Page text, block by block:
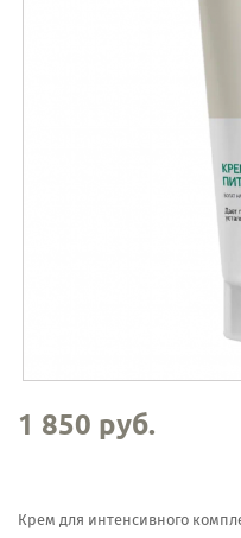
1 850 руб.
Крем для интенсивного